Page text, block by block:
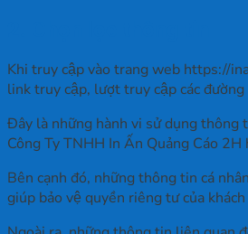
Khi truy cập vào trang web https://
link truy cập, lượt truy cập các
Đây là những hành vi sử dụng thông
Công Ty TNHH In Ấn Quảng Cáo
Bên cạnh đó, những thông tin cá
giúp bảo vệ quyền riêng tư của